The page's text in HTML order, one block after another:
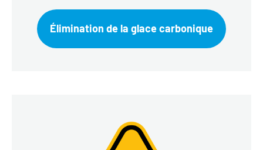
Élimination de la glace carbonique